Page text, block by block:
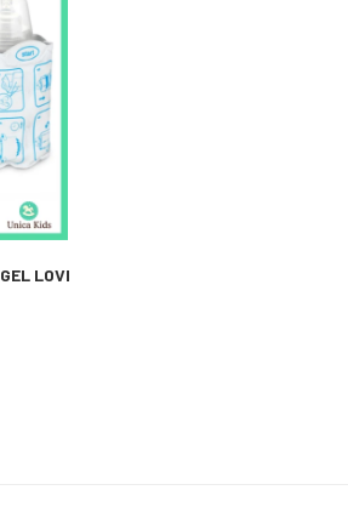
LOVI